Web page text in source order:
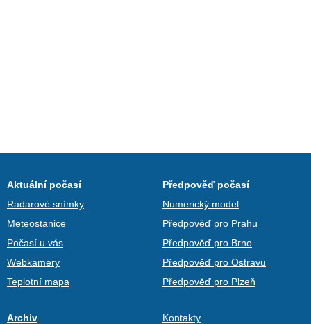
Aktuální počasí
Radarové snímky
Meteostanice
Počasí u vás
Webkamery
Teplotní mapa
Předpověď počasí
Numerický model
Předpověď pro Prahu
Předpověď pro Brno
Předpověď pro Ostravu
Předpověď pro Plzeň
Archiv Kontakty